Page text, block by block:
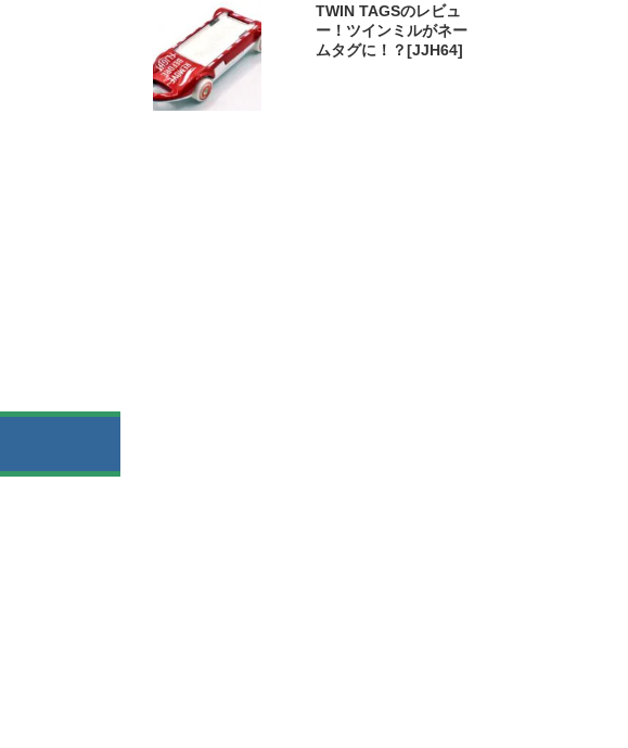
TWIN TAGSのレビュ
ー！ツインミルがネー
ムタグに！？[JJH64]